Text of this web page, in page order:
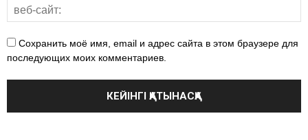
Сохранить моё имя, email и адрес сайта в этом браузере для
последующих моих комментариев.